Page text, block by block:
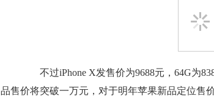
不过iPhone X发售价为9688元，64G为
品售价将突破一万元，对于明年苹果新品定位售